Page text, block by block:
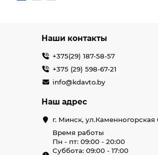
Наши контакты
+375(29) 187-58-57
+375 (29) 598-67-21
info@kdavto.by
Наш адрес
г. Минск, ул.Каменногорская
Время работы
Пн - пт: 09:00 - 20:00
Суббота: 09:00 - 17:00